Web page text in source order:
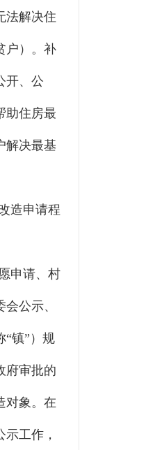
法解决住
户）。补
开、公
助住房最
解决最基
造申请程
申请、村
公示、
“镇”）规
府审批的
对象。在
工作，